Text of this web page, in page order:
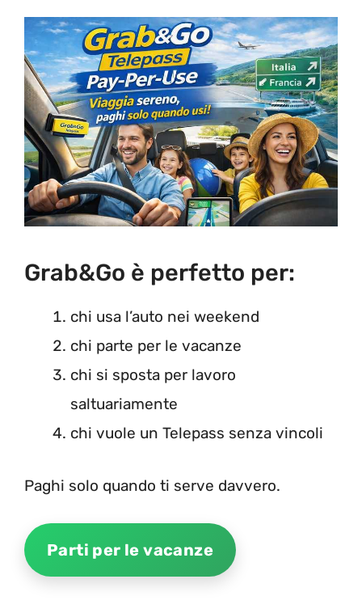
Grab&Go è perfetto per:
chi usa l’auto nei weekend
chi parte per le vacanze
chi si sposta per lavoro
saltuariamente
chi vuole un Telepass senza vincoli
Paghi solo quando ti serve davvero.
Parti per le vacanze